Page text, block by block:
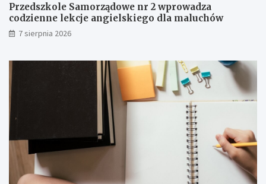
m
o
c
j
i
a
t
r
a
k
c
j
e
n
i
e
I
I
s
t
o
p
n
i
Przedszkole Samorządowe nr 2 wprowadza
codzienne lekcje angielskiego dla maluchów
7 sierpnia 2026